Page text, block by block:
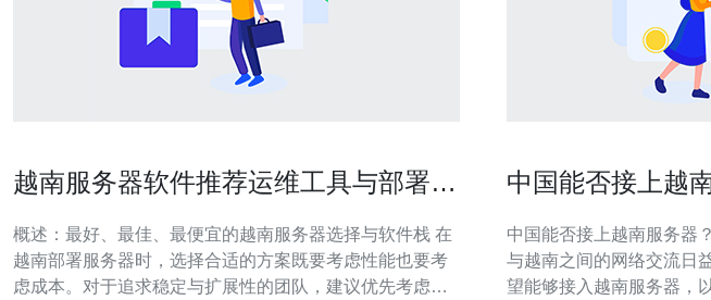
越南服务器软件推荐运维工具与部署自
概述：最好、最佳、最便宜的越南服务器选择与软件栈 在
越南部署服务器时，选择合适的方案既要考虑性能也要考
虑成本。对于追求稳定与扩展性的团队，建议优先考虑越
中国能否接上越
中国能否接上越南服务器？ 随着互联网的迅猛发展，中国
与越南之间的网络交流日
望能够接入越南服务器，